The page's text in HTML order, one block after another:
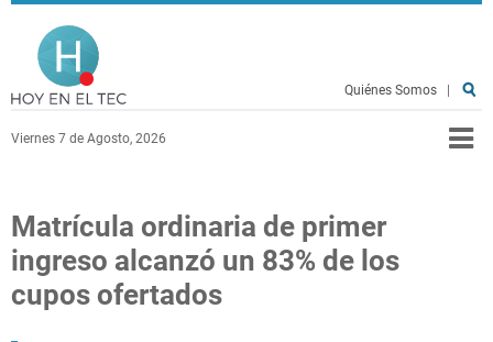
Pasar al contenido principal
Viernes 7 de Agosto, 2026
Quiénes Somos
Matrícula ordinaria de primer
ingreso alcanzó un 83% de los
cupos ofertados